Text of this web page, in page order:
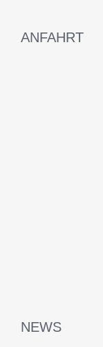
ANFAHRT
NEWS